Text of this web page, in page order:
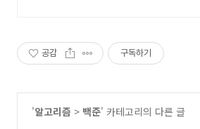
공감 구독하기
'알고리즘 > 백준' 카테고리의 다른 글